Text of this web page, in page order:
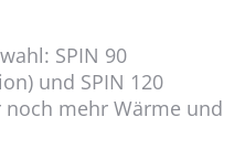
SPIN 90
und SPIN 120
mehr Wärme und